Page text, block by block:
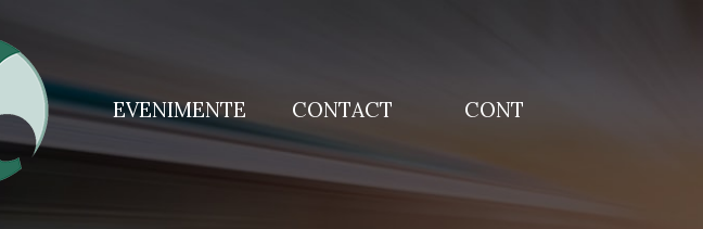
EVENIMENTE CONTACT CONT